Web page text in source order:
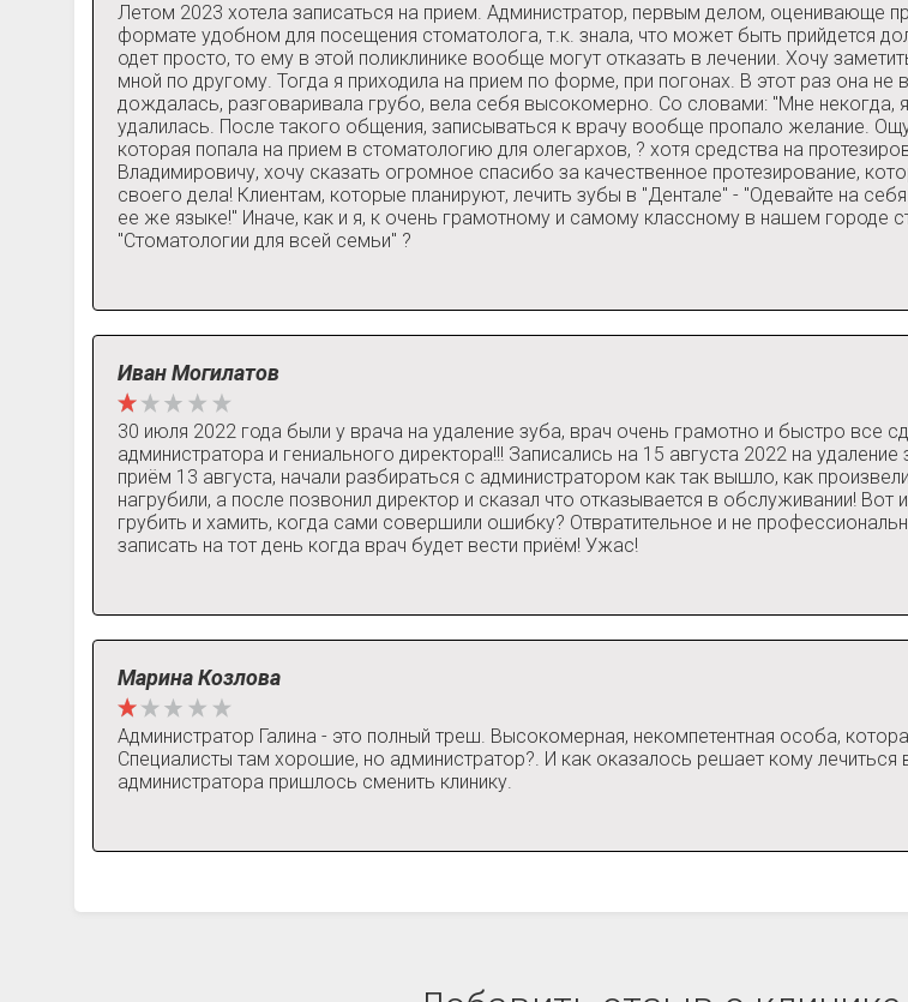
Летом 2023 хотела записаться на прием. Администратор, первым делом, оценивающе
формате удобном для посещения стоматолога, т.к. знала, что может быть прийдется
одет просто, то ему в этой поликлинике вообще могут отказать в лечении. Хочу
мной по другому. Тогда я приходила на прием по форме, при погонах. В этот раз она
дождалась, разговаривала грубо, вела себя высокомерно. Со словами: "Мне некогда,
удалилась. После такого общения, записываться к врачу вообще пропало желание.
которая попала на прием в стоматологию для олегархов, ? хотя средства на
Владимировичу, хочу сказать огромное спасибо за качественное протезирование,
своего дела! Клиентам, которые планируют, лечить зубы в "Дентале" - "Одевайте на
ее же языке!" Иначе, как и я, к очень грамотному и самому классному в нашем городе
"Стоматологии для всей семьи" ?
Иван Могилатов
30 июля 2022 года были у врача на удаление зуба, врач очень грамотно и быстро все
администратора и гениального директора!!! Записались на 15 августа 2022 на
приём 13 августа, начали разбираться с администратором как так вышло, как
нагрубили, а после позвонил директор и сказал что отказывается в обслуживании!
грубить и хамить, когда сами совершили ошибку? Отвратительное и не
записать на тот день когда врач будет вести приём! Ужас!
Марина Козлова
Администратор Галина - это полный треш. Высокомерная, некомпетентная особа,
Специалисты там хорошие, но администратор?. И как оказалось решает кому лечиться
администратора пришлось сменить клинику.